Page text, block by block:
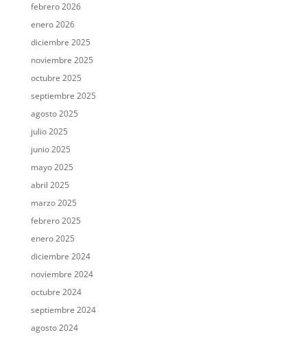
febrero 2026
enero 2026
diciembre 2025
noviembre 2025
octubre 2025
septiembre 2025
agosto 2025
julio 2025
junio 2025
mayo 2025
abril 2025
marzo 2025
febrero 2025
enero 2025
diciembre 2024
noviembre 2024
octubre 2024
septiembre 2024
agosto 2024